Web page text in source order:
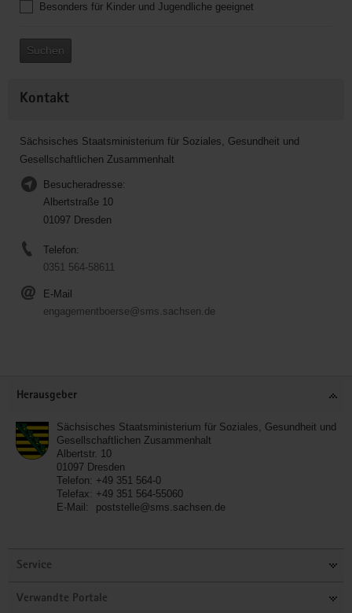
Besonders für Kinder und Jugendliche geeignet
Suchen
Kontakt
Sächsisches Staatsministerium für Soziales, Gesundheit und
Gesellschaftlichen Zusammenhalt
Besucheradresse:
Albertstraße 10
01097 Dresden
Telefon:
0351 564-58611
E-Mail
engagementboerse@sms.sachsen.de
Herausgeber
Sächsisches Staatsministerium für Soziales, Gesundheit und
Gesellschaftlichen Zusammenhalt
Albertstr. 10
01097 Dresden
Telefon: +49 351 564-0
Telefax: +49 351 564-55060
E-Mail:
poststelle@sms.sachsen.de
Service
Verwandte Portale